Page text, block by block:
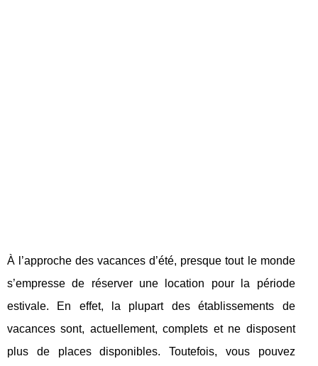
À l’approche des vacances d’été, presque tout le monde
s’empresse de réserver une location pour la période
estivale. En effet, la plupart des établissements de
vacances sont, actuellement, complets et ne disposent
plus de places disponibles. Toutefois, vous pouvez